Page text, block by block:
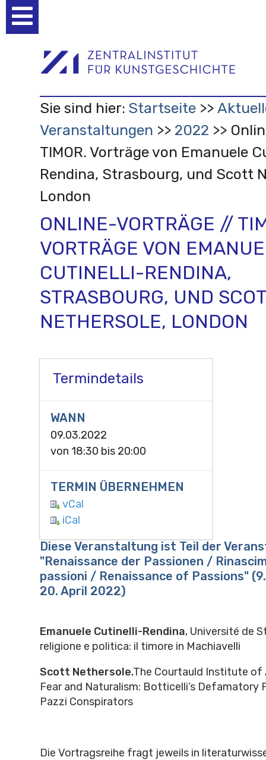
Werkzeuge
Sie sind hier: Startseite
Veranstaltungen
2022
TIMOR. Vorträge von Emanuele
Rendina, Strasbourg, und Scott
London
ONLINE-VORTRÄGE //
VORTRÄGE VON
CUTINELLI-RENDINA,
STRASBOURG, UND
NETHERSOLE, LONDON
Termindetails
WANN
09.03.2022
von 18:30 bis 20:00
TERMIN ÜBERNEHMEN
vCal
iCal
Diese Veranstaltung ist Teil der
"Renaissance der Passionen /
passioni / Renaissance of Passions"
20. April 2022)
Emanuele Cutinelli-Rendina, Université de
religione e politica: il timore in Machiavelli
Scott Nethersole,The Courtauld Institute
Fear and Naturalism: Botticelli’s
Pazzi Conspirators
Die Vortragsreihe fragt jeweils in